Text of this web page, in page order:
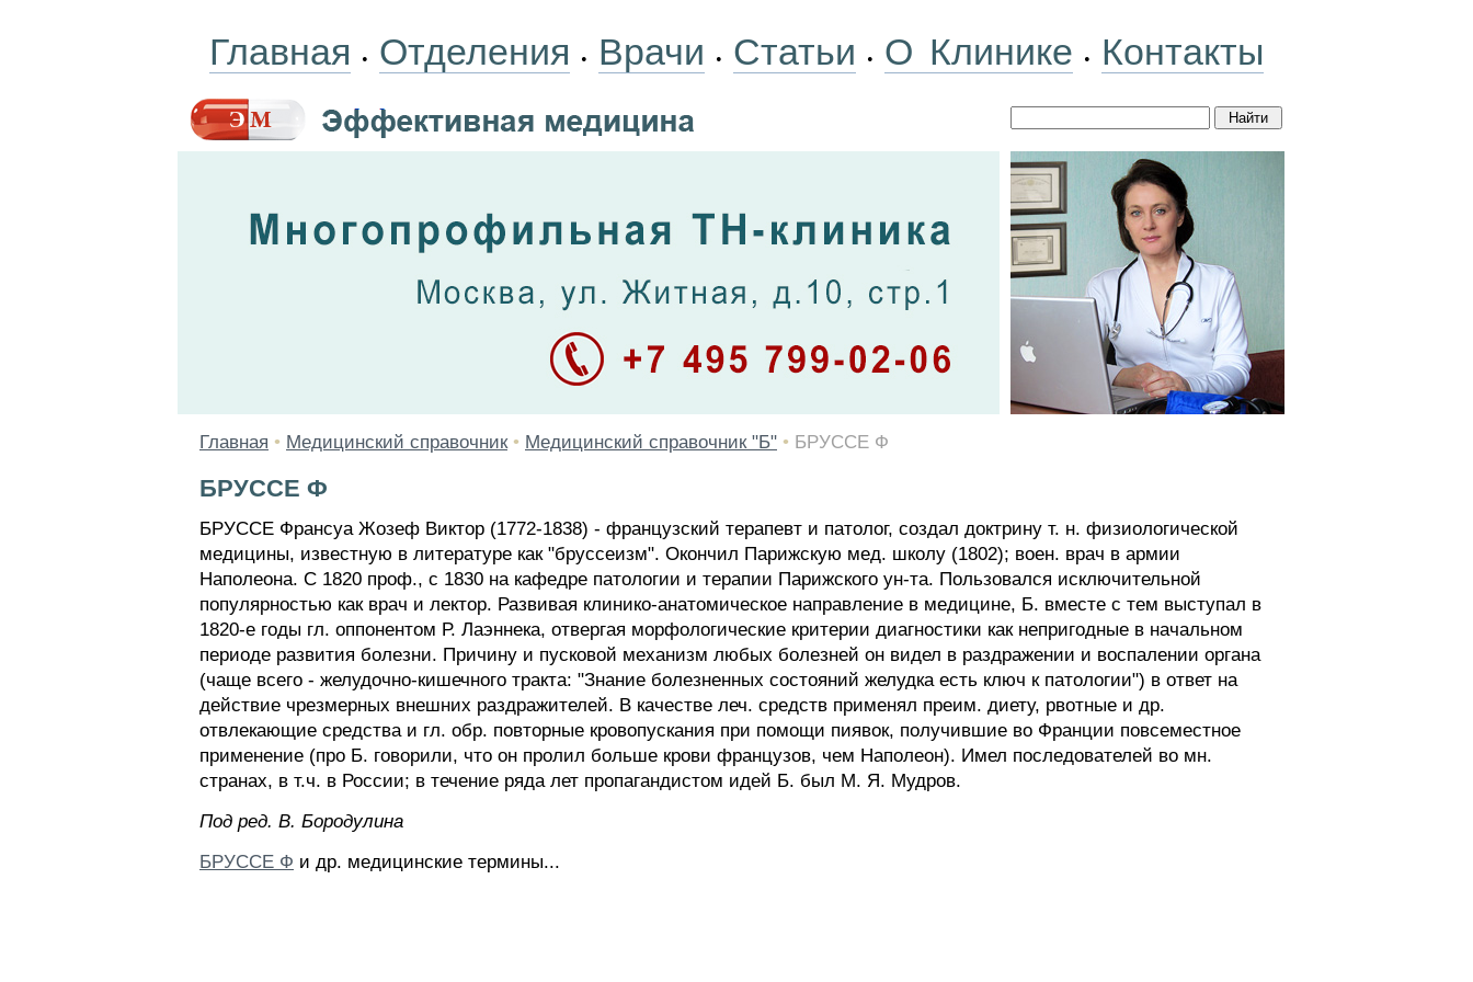
Главная • Отделения • Врачи • Статьи • О Клинике • Контакты
Главная • Медицинский справочник • Медицинский справочник "Б" • БРУССЕ Ф
БРУССЕ Ф
БРУССЕ Франсуа Жозеф Виктор (1772-1838) - французский терапевт и патолог, создал доктрину т. н. физиологической
медицины, известную в литературе как "бруссеизм". Окончил Парижскую мед. школу (1802); воен. врач в армии
Наполеона. С 1820 проф., с 1830 на кафедре патологии и терапии Парижского ун-та. Пользовался исключительной
популярностью как врач и лектор. Развивая клинико-анатомическое направление в медицине, Б. вместе с тем выступал в
1820-е годы гл. оппонентом Р. Лаэннека, отвергая морфологические критерии диагностики как непригодные в начальном
периоде развития болезни. Причину и пусковой механизм любых болезней он видел в раздражении и воспалении органа
(чаще всего - желудочно-кишечного тракта: "Знание болезненных состояний желудка есть ключ к патологии") в ответ на
действие чрезмерных внешних раздражителей. В качестве леч. средств применял преим. диету, рвотные и др.
отвлекающие средства и гл. обр. повторные кровопускания при помощи пиявок, получившие во Франции повсеместное
применение (про Б. говорили, что он пролил больше крови французов, чем Наполеон). Имел последователей во мн.
странах, в т.ч. в России; в течение ряда лет пропагандистом идей Б. был М. Я. Мудров.
Пoд peд. B. Бopoдyлинa
БРУССЕ Ф и др. медицинские термины...